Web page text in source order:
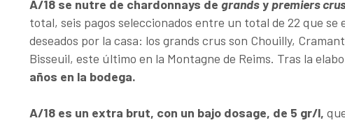
A/18 se nutre de chardonnays de grandsypremiers
total, seis pagos seleccionados entre un total de 22 que
deseados por la casa: los grands crus son Chouilly,
Bisseuil, este último en la Montagne de Reims. Tras la
años en la bodega.
A/18 es un extra brut, con un bajo dosage, de 5 gr/l,